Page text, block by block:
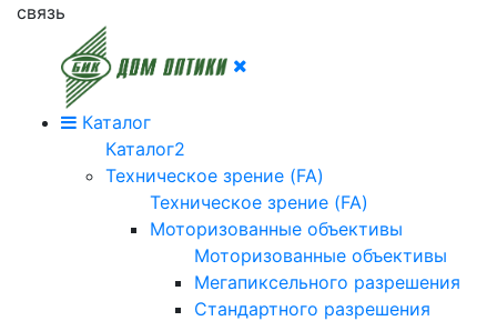
связь
Каталог
Каталог2
Техническое зрение (FA)
Техническое зрение (FA)
Моторизованные объективы
Моторизованные объективы
Мегапиксельного разрешения
Стандартного разрешения